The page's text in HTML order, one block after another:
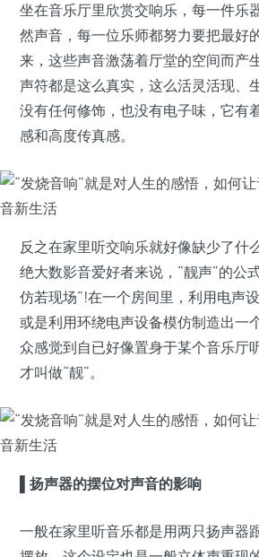
坐在音乐厅里欣赏交响乐，每一件乐
然声音，每一位乐师都努力要把最好
来，这些声音激荡着厅堂的空间而产
声符都是这么真实，这么活灵活现、
没有任何修饰，也没有电子味，它有
感和高度传真感。
反之在家里听交响乐就好像缺少了什
绝大数影音爱好者来说，“靓声”的公
仿若现场”!在一个房间里，利用电声
或是利用环绕电声设备模仿制造出一
众感觉到自已好像置身于某个音乐厅
才叫做“靓”。
扬声器的摆位对声音的影响
一般在家里听音乐都是用两只扬声器